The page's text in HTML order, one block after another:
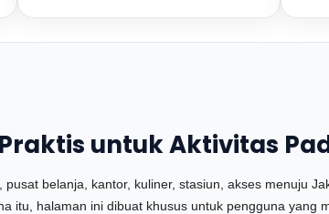
untuk Aktivitas
belanja, kantor, kuliner, stasiun, akses menuju
itu, halaman ini dibuat khusus untuk pengguna yang